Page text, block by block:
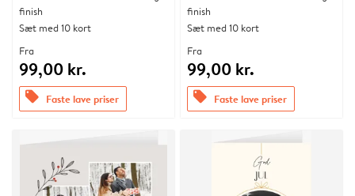
finish
Sæt med 10 kort
Fra
99,00 kr.
offers Faste lave priser
finish
Sæt med 10 kort
Fra
99,00 kr.
offers Faste lave priser